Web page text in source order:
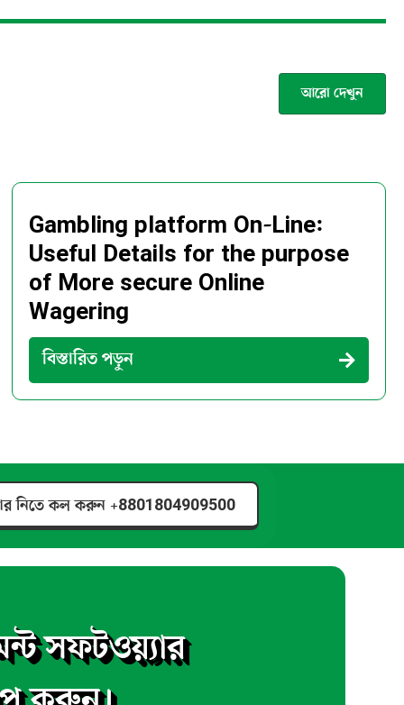
আরো দেখুন
Gambling platform On-Line:
Useful Details for the purpose
of More secure Online
Wagering
বিস্তারিত পড়ুন
নিতে কল করুন +8801804909500
সফটওয়্যার